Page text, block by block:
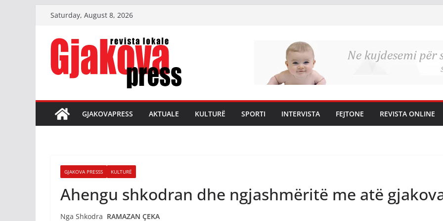
content
Saturday, August 8, 2026
GJAKOVAPRESS AKTUALE KULTURË SPORTI INTERVISTA FEJTONE REVISTA ONLINE
GJAKOVA PRESSS KULTURË
Ahengu shkodran dhe ngjashmëritë me atë
Nga Shkodra RAMAZAN ÇEKA